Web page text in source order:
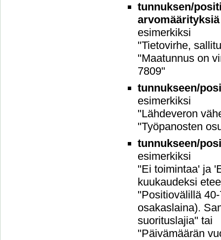
tunnuksen/
arvomäärityksiä
esimerkiksi
"Tietovirhe,
"Maatunnus on
7809"
tunnukseen/
esimerkiksi
"Lähdeveron
"Työpanosten
tunnukseen/
esimerkiksi
"Ei toimintaa' ja
kuukaudeksi
"Positiovälillä
osakaslaina).
suorituslajia" tai
"Päivämäärän